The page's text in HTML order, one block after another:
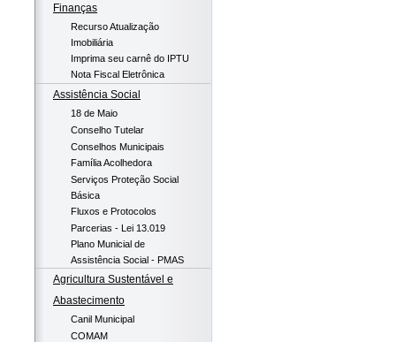
Finanças
Recurso Atualização
Imobiliária
Imprima seu carnê do IPTU
Nota Fiscal Eletrônica
Assistência Social
18 de Maio
Conselho Tutelar
Conselhos Municipais
Família Acolhedora
Serviços Proteção Social
Básica
Fluxos e Protocolos
Parcerias - Lei 13.019
Plano Municial de
Assistência Social - PMAS
Agricultura Sustentável e
Abastecimento
Canil Municipal
COMAM